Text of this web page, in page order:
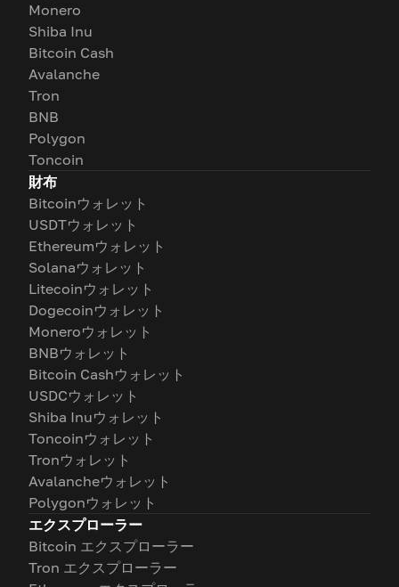
Monero
Shiba Inu
Bitcoin Cash
Avalanche
Tron
BNB
Polygon
Toncoin
財布
Bitcoinウォレット
USDTウォレット
Ethereumウォレット
Solanaウォレット
Litecoinウォレット
Dogecoinウォレット
Moneroウォレット
BNBウォレット
Bitcoin Cashウォレット
USDCウォレット
Shiba Inuウォレット
Toncoinウォレット
Tronウォレット
Avalancheウォレット
Polygonウォレット
エクスプローラー
Bitcoin エクスプローラー
Tron エクスプローラー